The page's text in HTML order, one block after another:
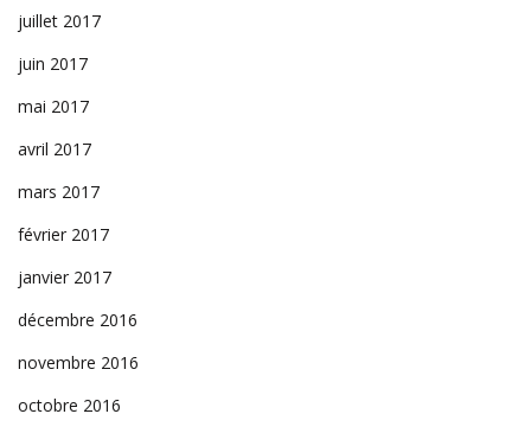
juillet 2017
juin 2017
mai 2017
avril 2017
mars 2017
février 2017
janvier 2017
décembre 2016
novembre 2016
octobre 2016